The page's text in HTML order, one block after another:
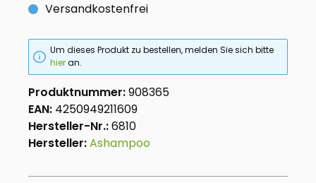
Versandkostenfrei
Um dieses Produkt zu bestellen, melden Sie sich bitte
hieran.
Produktnummer:908365
EAN: 4250949211609
Hersteller-Nr.:6810
Hersteller:Ashampoo